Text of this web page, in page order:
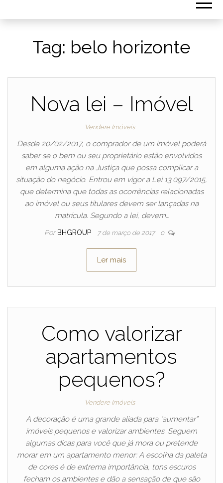
Tag: belo horizonte
Nova lei – Imóvel
Vendere Imóveis
Desde 20/02/2017, o comprador de um imóvel poderá
saber se o bem ou seu proprietário estão envolvidos
em alguma ação na Justiça que possa complicar a
situação do negócio. Entrou em vigor a Lei 13.097/2015,
que determina que todas as ocorrências relacionadas
ao imóvel ou seus titulares devem ser lançadas na
matrícula. Segundo a lei, devem…
Por BHGROUP 7 de março de 2017 0
Ler mais
Como valorizar
apartamentos
pequenos?
Vendere Imóveis
A decoração é uma grande aliada para “aumentar”
imóveis pequenos e valorizar ambientes. Seguem
algumas dicas para você que já mora ou pretende
morar em um apartamento menor: A escolha da paleta
de cores é de extrema importância, tons escuros
fecham os ambientes e dão a sensação de que são